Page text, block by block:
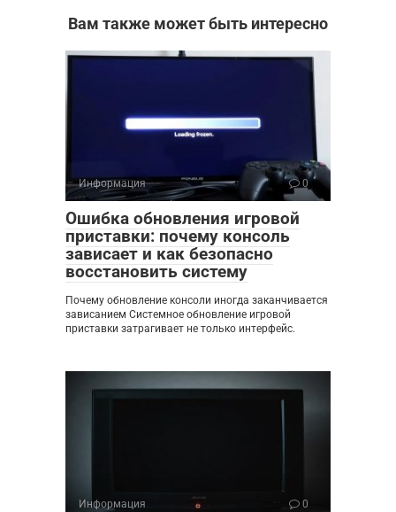
Вам также может быть интересно
Информация 0
Ошибка обновления игровой
приставки: почему консоль
зависает и как безопасно
восстановить систему
Почему обновление консоли иногда заканчивается
зависанием Системное обновление игровой
приставки затрагивает не только интерфейс.
Информация 0